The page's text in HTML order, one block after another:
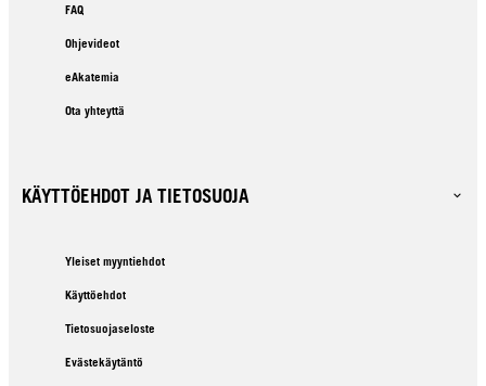
FAQ
Ohjevideot
eAkatemia
Ota yhteyttä
KÄYTTÖEHDOT JA TIETOSUOJA
Yleiset myyntiehdot
Käyttöehdot
Tietosuojaseloste
Evästekäytäntö